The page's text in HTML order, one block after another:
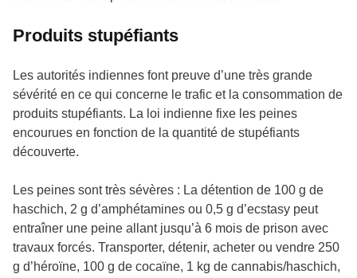
Produits stupéfiants
Les autorités indiennes font preuve d’une très grande
sévérité en ce qui concerne le trafic et la consommation de
produits stupéfiants. La loi indienne fixe les peines
encourues en fonction de la quantité de stupéfiants
découverte.
Les peines sont très sévères : La détention de 100 g de
haschich, 2 g d’amphétamines ou 0,5 g d’ecstasy peut
entraîner une peine allant jusqu’à 6 mois de prison avec
travaux forcés. Transporter, détenir, acheter ou vendre 250
g d’héroïne, 100 g de cocaïne, 1 kg de cannabis/haschich,